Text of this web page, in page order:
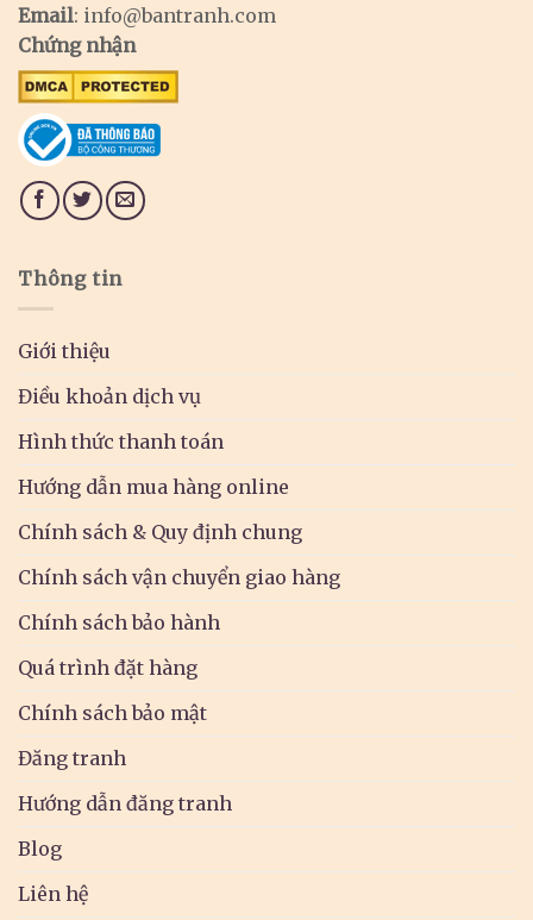
Email: info@bantranh.com
Chứng nhận
Thông tin
Giới thiệu
Điều khoản dịch vụ
Hình thức thanh toán
Hướng dẫn mua hàng online
Chính sách & Quy định chung
Chính sách vận chuyển giao hàng
Chính sách bảo hành
Quá trình đặt hàng
Chính sách bảo mật
Đăng tranh
Hướng dẫn đăng tranh
Blog
Liên hệ